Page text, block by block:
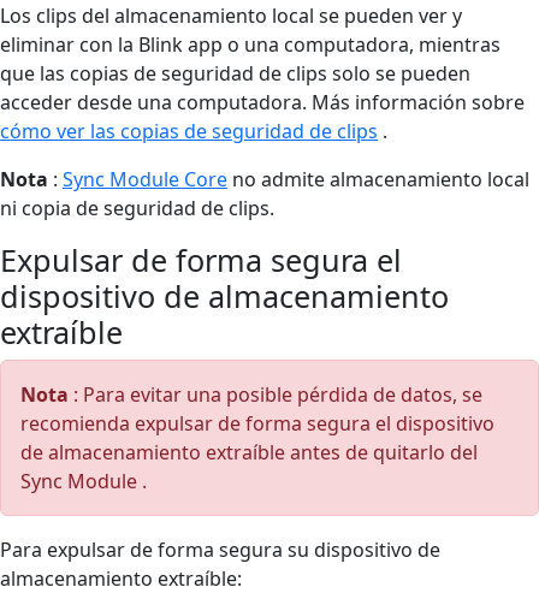
Los clips del almacenamiento local se pueden ver y
eliminar con la Blink app o una computadora, mientras
que las copias de seguridad de clips solo se pueden
acceder desde una computadora. Más información sobre
cómo ver las copias de seguridad de clips .
Nota : Sync Module Core no admite almacenamiento local
ni copia de seguridad de clips.
Expulsar de forma segura el
dispositivo de almacenamiento
extraíble
Nota : Para evitar una posible pérdida de datos, se
recomienda expulsar de forma segura el dispositivo
de almacenamiento extraíble antes de quitarlo del
Sync Module .
Para expulsar de forma segura su dispositivo de
almacenamiento extraíble: